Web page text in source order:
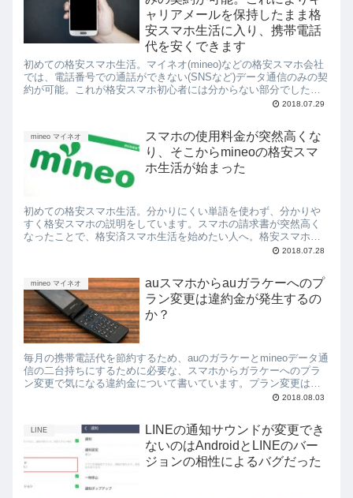
ャリアメールを保持したまま格
安スマホ生活に入り、携帯電話
代を安くできます
初めての格安スマホ生活。マイネオ(mineo)などの格安スマホ会社
では、電話番号での通話ができない(SNSなど)データ通信のみの契
約が可能。これが格安スマホ初心者には分からない部分でした。
このように契約することで、auのキャリアメールを保持したまま
2018.07.29
mineo マイネオ
スマホの使用料金が突然高くな
り、そこからmineoの格安スマ
ホ生活が始まった
初めての格安スマホ生活。分かりにくい単語を使わず、分かりや
すく格安スマホの説明をしています。スマホの請求書が突然高く
なったことで、格安済スマホ生活を始めたい人へ。格安スマホ生
活の第一歩はmineoのデータ通信とauガラケーの二台持ち。これに
2018.07.28
mineo マイネオ
auスマホからauガラケーへのプ
ラン変更は違約金が発生するの
か？
毎月の携帯電話代を節約するため、auのガラケーとmineoデータ通
信の二台持ちにするために必要な、スマホからガラケーへのプラ
ン変更で気になる違約金について書いています。プラン変更は違
約金の対象になるのか、ならないのか？ ガラケー・スマホを一括
2018.08.03
LINE
LINEの通知サウンドが変更でき
ないのはAndroidとLINEのバー
ジョンの相性によるバグだった